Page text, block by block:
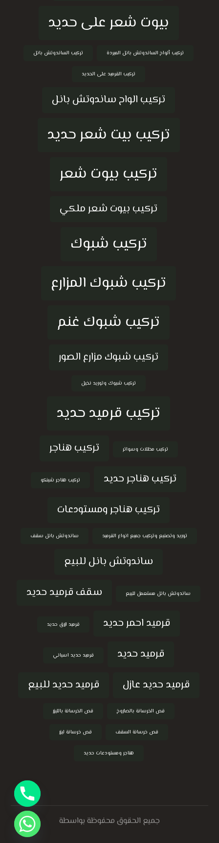
بيوت شعر على حديد
تركيب ألواح الساندوتش بانل المبردة تركيب الساندوتش بانل
تركيب القرميد على الحديد
تركيب الواح ساندوتش بانل
تركيب بيت شعر حديد
تركيب بيوت شعر
تركيب بيوت شعر ملكي
تركيب شبوك
تركيب شبوك المزارع
تركيب شبوك غنم
تركيب شبوك مزارع الصور
تركيب شبوك وتوريد نخيل
تركيب قرميد حديد
تركيب مظلات وسواتر
تركيب هناجر
تركيب هناجر حديد
تركيب هناجر شينكو
تركيب هناجر ومستودعات
توريد وتصنيع وتركيب جميع انواع القرميد ساندوتش بانل سقف
ساندوتش بانل للبيع
ساندوتش بانل مستعمل للبيع
سقف قرميد حديد
قرميد احمر حديد
قرميد ازرق حديد
قرميد حديد قرميد حديد اسباني
قرميد حديد عازل قرميد حديد للبيع
قص الخرسانة بالصاروخ قص الخرسانة بالليزر
قص خرسانة السقف قص خرسانة ليزر
هناجر ومستودعات حديد
جميع الحقوق محفوظة بواسطة